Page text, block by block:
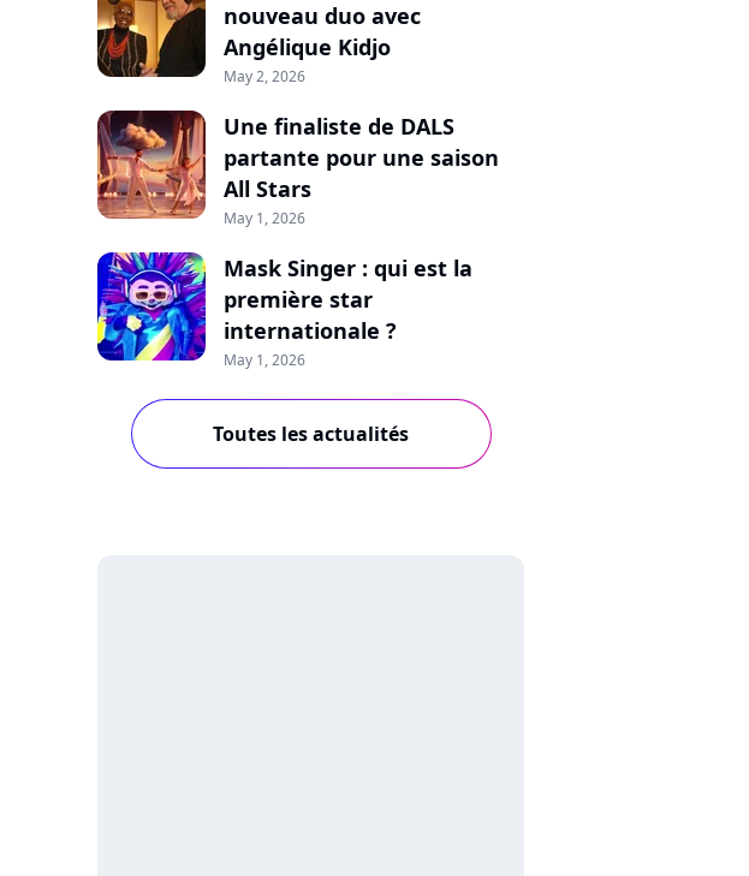
nouveau duo avec
Angélique Kidjo
May 2, 2026
Une finaliste de DALS
partante pour une saison
All Stars
May 1, 2026
Mask Singer : qui est la
première star
internationale ?
May 1, 2026
Toutes les actualités